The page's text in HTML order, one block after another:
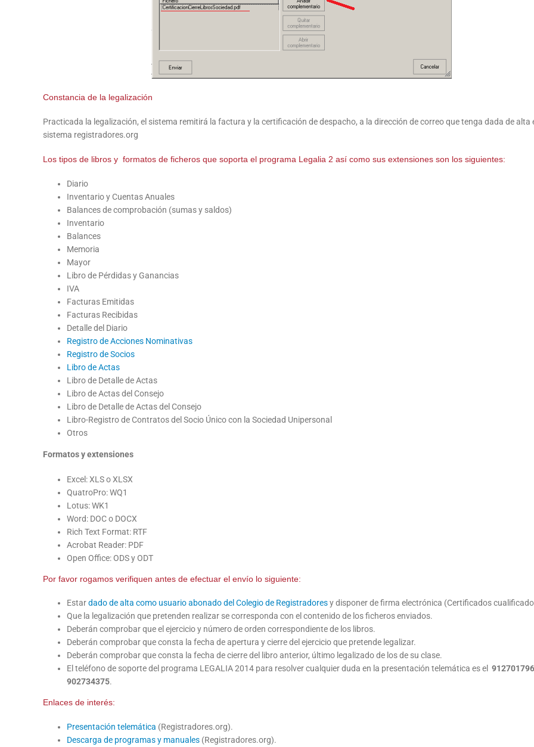
Constancia de la legalización
Practicada la legalización, el sistema remitirá la factura y la certificación de despacho, a la dirección de correo que tenga dada de alta
sistema registradores.org
Los tipos de libros y formatos de ficheros que soporta el programa Legalia 2 así como sus extensiones son los siguientes:
Diario
Inventario y Cuentas Anuales
Balances de comprobación (sumas y saldos)
Inventario
Balances
Memoria
Mayor
Libro de Pérdidas y Ganancias
IVA
Facturas Emitidas
Facturas Recibidas
Detalle del Diario
Registro de Acciones Nominativas
Registro de Socios
Libro de Actas
Libro de Detalle de Actas
Libro de Actas del Consejo
Libro de Detalle de Actas del Consejo
Libro-Registro de Contratos del Socio Único con la Sociedad Unipersonal
Otros
Formatos y extensiones
Excel: XLS o XLSX
QuatroPro: WQ1
Lotus: WK1
Word: DOC o DOCX
Rich Text Format: RTF
Acrobat Reader: PDF
Open Office: ODS y ODT
Por favor rogamos verifiquen antes de efectuar el envío lo siguiente:
Estardado de alta como usuario abonado del Colegio de Registradoresy disponer de firma electrónica (Certificados
Que la legalización que pretenden realizar se corresponda con el contenido de los ficheros enviados.
Deberán comprobar que el ejercicio y número de orden correspondiente de los libros.
Deberán comprobar que consta la fecha de apertura y cierre del ejercicio que pretende legalizar.
Deberán comprobar que consta la fecha de cierre del libro anterior, último legalizado de los de su clase.
El teléfono de soporte del programa LEGALIA 2014 para resolver cualquier duda en la presentación telemática es el 912701796
902734375.
Enlaces de interés:
Presentación telemática (Registradores.org).
Descarga de programas y manuales(Registradores.org).